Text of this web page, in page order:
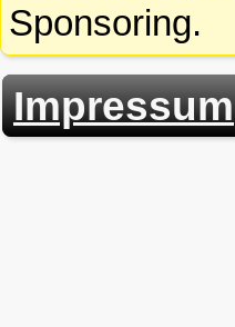
Sponsoring.
Impressum